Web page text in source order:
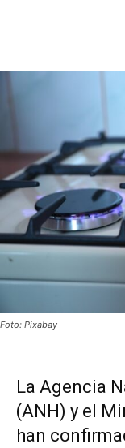
Foto: Pixabay
La Agencia
(ANH) y el
han